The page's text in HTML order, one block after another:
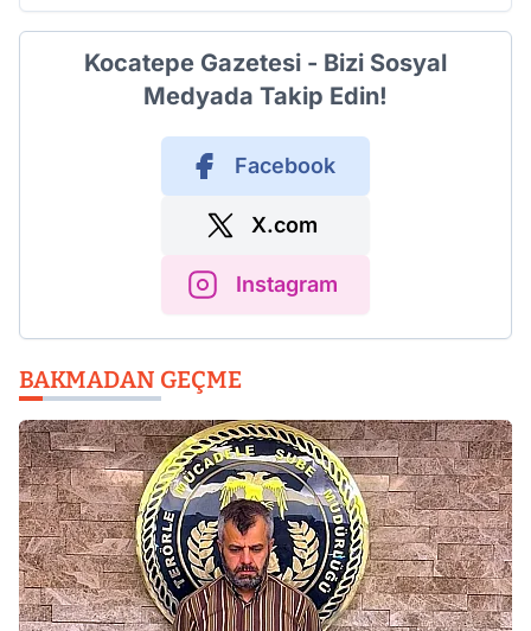
Kocatepe Gazetesi - Bizi Sosyal
Medyada Takip Edin!
Facebook
X.com
Instagram
BAKMADAN GEÇME